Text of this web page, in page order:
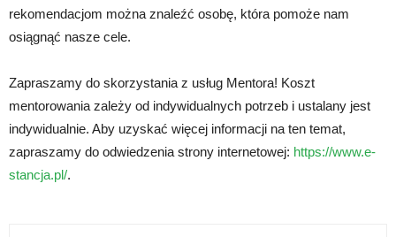
rekomendacjom można znaleźć osobę, która pomoże nam
osiągnąć nasze cele.
Zapraszamy do skorzystania z usług Mentora! Koszt
mentorowania zależy od indywidualnych potrzeb i ustalany jest
indywidualnie. Aby uzyskać więcej informacji na ten temat,
zapraszamy do odwiedzenia strony internetowej: https://www.e-
stancja.pl/.